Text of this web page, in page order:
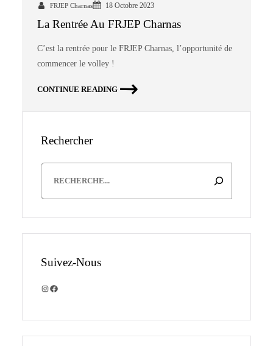
FRJEP Charnas 18 Octobre 2023
La Rentrée Au FRJEP Charnas
C’est la rentrée pour le FRJEP Charnas, l’opportunité de
commencer le volley !
CONTINUE READING
Rechercher
Suivez-Nous